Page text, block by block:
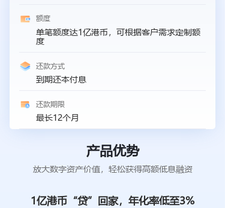
额度
单笔额度达1亿港币，可根据客户需求定制额
度
还款方式
到期还本付息
还款期限
最长12个月
产品优势
放大数字资产价值，轻松获得高额低息融资
1亿港币“贷”回家，年化率低至3%